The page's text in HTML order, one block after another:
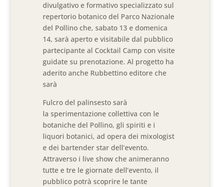
divulgativo e formativo specializzato sul
repertorio botanico del Parco Nazionale
del Pollino che, sabato 13 e domenica
14, sarà aperto e visitabile dal pubblico
partecipante al Cocktail Camp con visite
guidate su prenotazione. Al progetto ha
aderito anche Rubbettino editore che
sarà
Fulcro del palinsesto sarà
la sperimentazione collettiva con le
botaniche del Pollino, gli spiriti e i
liquori botanici, ad opera dei mixologist
e dei bartender star dell’evento.
Attraverso i live show che animeranno
tutte e tre le giornate dell’evento, il
pubblico potrà scoprire le tante